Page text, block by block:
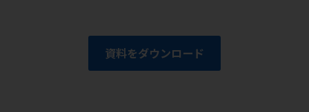
資料をダウンロード